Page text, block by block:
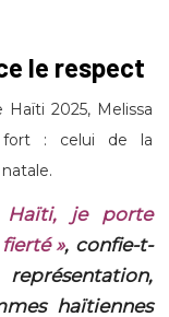
le respect
Haïti 2025, Melissa
fort : celui de la
Haïti, je porte
», confie-t-
haïtiennes